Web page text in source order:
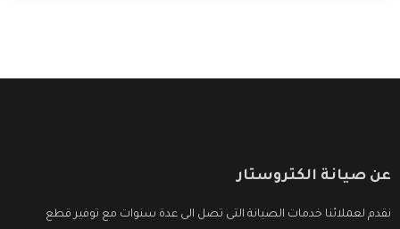
عن صيانة الكتروستار
نقدم لعملائنا خدمات الصيانة التى تصل الى عدة سنوات مع توفير قطع